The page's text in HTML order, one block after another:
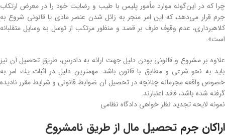
چرا که در این‌گونه موارد مأمور پلیس با طیب و رضایت خود را در معرض ارتکاب
جرم قرار می‌دهد، که این امر منجر به زائل شدن عنصر مادی یا قانونی شروع به
کلاهبرداری، عدم وقوف طرف بر قصد و منظور مرتکب از توسل به وسایل متقلبانه
است».
علاوه بر مشروع و قانونی بودن دلیل جهت ارائه به دادرس، طریق تحصیل آن نیز
باید به نحو شرعی و مطابق با قانون باشد. مهمترین دلیل در اثبات یك امر به
خصوص واقعه مجرمانه چنانچه در تحصیل آن ضوابط قانونی و شرایط مقرر نادیده
گرفته شده باشد، فاقد اعتبارند.
نمونه لایحه تجدید نظر خواهی دادگاه نظامی
اراکان جرم تحصیل مال از طریق نامشروع